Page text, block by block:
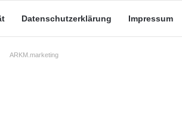
Datenschutzerklärung Impressum
ARKM.marketing